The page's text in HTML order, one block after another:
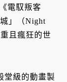
電馭叛客
」（Night
且瘋狂的世
堂級的動畫製